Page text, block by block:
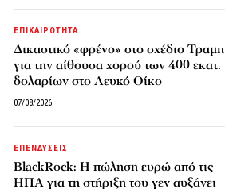
ΕΠΙΚΑΙΡΟΤΗΤΑ
Δικαστικό «φρένο» στο σχέδιο Τραμπ
για την αίθουσα χορού των 400 εκατ.
δολαρίων στο Λευκό Οίκο
07/08/2026
ΕΠΕΝΔΥΣΕΙΣ
BlackRock: Η πώληση ευρώ από τις
ΗΠΑ για τη στήριξη του γεν αυξάνει